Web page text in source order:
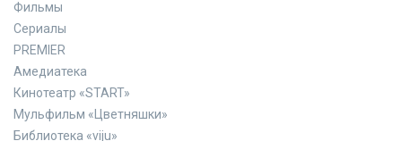
Фильмы
Сериалы
PREMIER
Амедиатека
Кинотеатр «START»
Мульфильм «Цветняшки»
Библиотека «viju»